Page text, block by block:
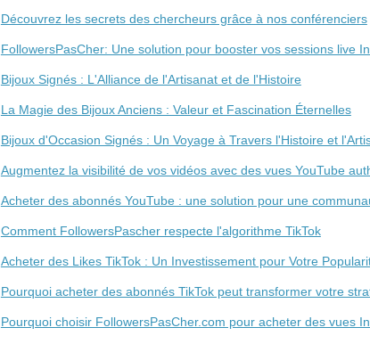
Découvrez les secrets des chercheurs grâce à nos conférenciers
FollowersPasCher: Une solution pour booster vos sessions live
Bijoux Signés : L'Alliance de l'Artisanat et de l'Histoire
La Magie des Bijoux Anciens : Valeur et Fascination Éternelles
Bijoux d'Occasion Signés : Un Voyage à Travers l'Histoire et
Augmentez la visibilité de vos vidéos avec des vues YouTube
Acheter des abonnés YouTube : une solution pour une
Comment FollowersPascher respecte l'algorithme TikTok
Acheter des Likes TikTok : Un Investissement pour Votre
Pourquoi acheter des abonnés TikTok peut transformer votre
Pourquoi choisir FollowersPasCher.com pour acheter des vues